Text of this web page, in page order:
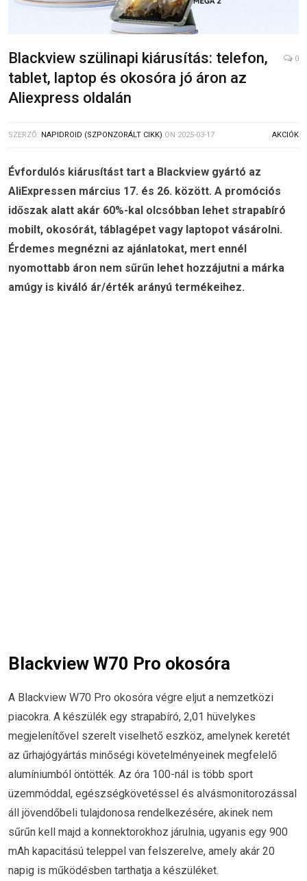
Blackview szülinapi kiárusítás: telefon,
tablet, laptop és okosóra jó áron az
Aliexpress oldalán
0
SZERZŐ: NAPIDROID (SZPONZORÁLT CIKK) ON 2025-03-17 AKCIÓK
Évfordulós kiárusítást tart a Blackview gyártó az
AliExpressen március 17. és 26. között. A promóciós
időszak alatt akár 60%-kal olcsóbban lehet strapabíró
mobilt, okosórát, táblagépet vagy laptopot vásárolni.
Érdemes megnézni az ajánlatokat, mert ennél
nyomottabb áron nem sűrűn lehet hozzájutni a márka
amúgy is kiváló ár/érték arányú termékeihez.
Blackview W70 Pro okosóra
A Blackview W70 Pro okosóra végre eljut a nemzetközi
piacokra. A készülék egy strapabíró, 2,01 hüvelykes
megjelenítővel szerelt viselhető eszköz, amelynek keretét
az űrhajógyártás minőségi követelményeinek megfelelő
alumíniumból öntötték. Az óra 100-nál is több sport
üzemmóddal, egészségkövetéssel és alvásmonitorozással
áll jövendőbeli tulajdonosa rendelkezésére, akinek nem
sűrűn kell majd a konnektorokhoz járulnia, ugyanis egy 900
mAh kapacitású teleppel van felszerelve, amely akár 20
napig is működésben tarthatja a készüléket.